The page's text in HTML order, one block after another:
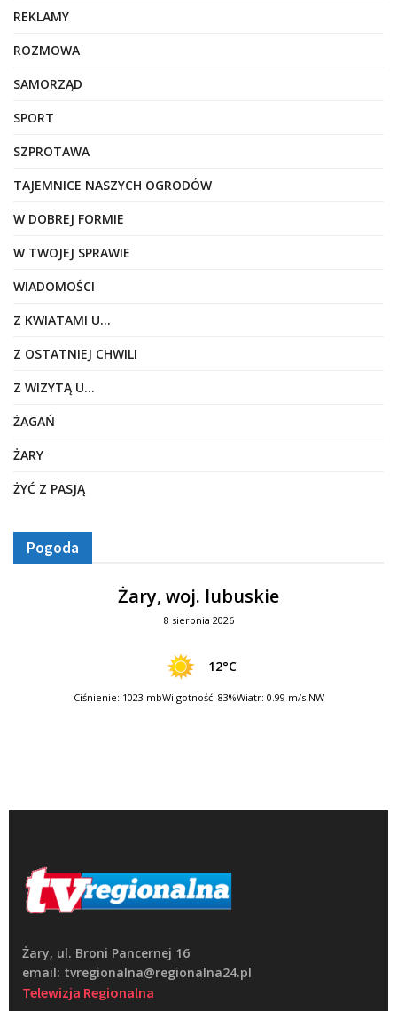
REKLAMY
ROZMOWA
SAMORZĄD
SPORT
SZPROTAWA
TAJEMNICE NASZYCH OGRODÓW
W DOBREJ FORMIE
W TWOJEJ SPRAWIE
WIADOMOŚCI
Z KWIATAMI U…
Z OSTATNIEJ CHWILI
Z WIZYTĄ U…
ŻAGAŃ
ŻARY
ŻYĆ Z PASJĄ
Pogoda
Żary, woj. lubuskie
8 sierpnia 2026
12°C
Ciśnienie: 1023 mbWilgotność: 83%Wiatr: 0.99 m/s NW
Żary, ul. Broni Pancernej 16
email: tvregionalna@regionalna24.pl
Telewizja Regionalna